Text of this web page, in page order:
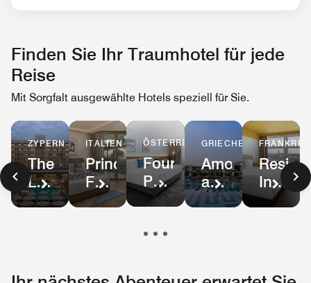
Finden Sie Ihr Traumhotel für jede
Reise
Mit Sorgfalt ausgewählte Hotels speziell für Sie.
ZYPERN
The
Landmark
Nicosia,
ITALIEN
Principessa
Forte
dei
Autograph
ÖSTERREICH
Four
Points
Flex
Mariahilf
GRIECHENLAND
Amoh,
a
Luxury
Inn
by